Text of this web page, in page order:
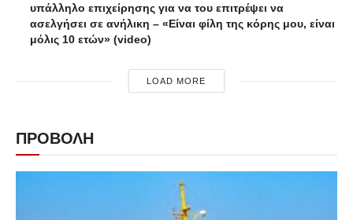
υπάλληλο επιχείρησης για να του επιτρέψει να
ασελγήσει σε ανήλικη – «Είναι φίλη της κόρης μου, είναι
μόλις 10 ετών» (video)
LOAD MORE
ΠΡΟΒΟΛΗ